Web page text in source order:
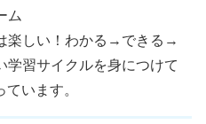
ム
楽しい！わかる→できる→
学習サイクルを身につけて
います。